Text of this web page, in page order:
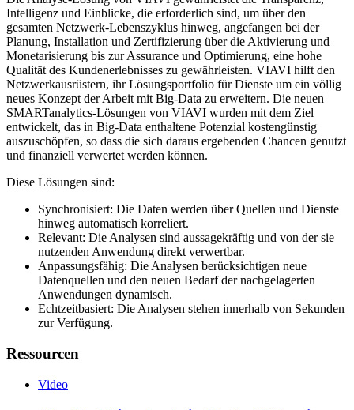
Intelligenz und Einblicke, die erforderlich sind, um über den
gesamten Netzwerk-Lebenszyklus hinweg, angefangen bei der
Planung, Installation und Zertifizierung über die Aktivierung und
Monetarisierung bis zur Assurance und Optimierung, eine hohe
Qualität des Kundenerlebnisses zu gewährleisten. VIAVI hilft den
Netzwerkausrüstern, ihr Lösungsportfolio für Dienste um ein völlig
neues Konzept der Arbeit mit Big-Data zu erweitern. Die neuen
SMARTanalytics-Lösungen von VIAVI wurden mit dem Ziel
entwickelt, das in Big-Data enthaltene Potenzial kostengünstig
auszuschöpfen, so dass die sich daraus ergebenden Chancen genutzt
und finanziell verwertet werden können.
Diese Lösungen sind:
Synchronisiert: Die Daten werden über Quellen und Dienste
hinweg automatisch korreliert.
Relevant: Die Analysen sind aussagekräftig und von der sie
nutzenden Anwendung direkt verwertbar.
Anpassungsfähig: Die Analysen berücksichtigen neue
Datenquellen und den neuen Bedarf der nachgelagerten
Anwendungen dynamisch.
Echtzeitbasiert: Die Analysen stehen innerhalb von Sekunden
zur Verfügung.
Ressourcen
Video